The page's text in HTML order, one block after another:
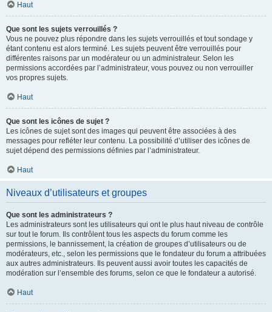
Haut
Que sont les sujets verrouillés ?
Vous ne pouvez plus répondre dans les sujets verrouillés et tout sondage y
étant contenu est alors terminé. Les sujets peuvent être verrouillés pour
différentes raisons par un modérateur ou un administrateur. Selon les
permissions accordées par l’administrateur, vous pouvez ou non verrouiller
vos propres sujets.
Haut
Que sont les icônes de sujet ?
Les icônes de sujet sont des images qui peuvent être associées à des
messages pour refléter leur contenu. La possibilité d’utiliser des icônes de
sujet dépend des permissions définies par l’administrateur.
Haut
Niveaux d’utilisateurs et groupes
Que sont les administrateurs ?
Les administrateurs sont les utilisateurs qui ont le plus haut niveau de contrôle
sur tout le forum. Ils contrôlent tous les aspects du forum comme les
permissions, le bannissement, la création de groupes d’utilisateurs ou de
modérateurs, etc., selon les permissions que le fondateur du forum a attribuées
aux autres administrateurs. Ils peuvent aussi avoir toutes les capacités de
modération sur l’ensemble des forums, selon ce que le fondateur a autorisé.
Haut